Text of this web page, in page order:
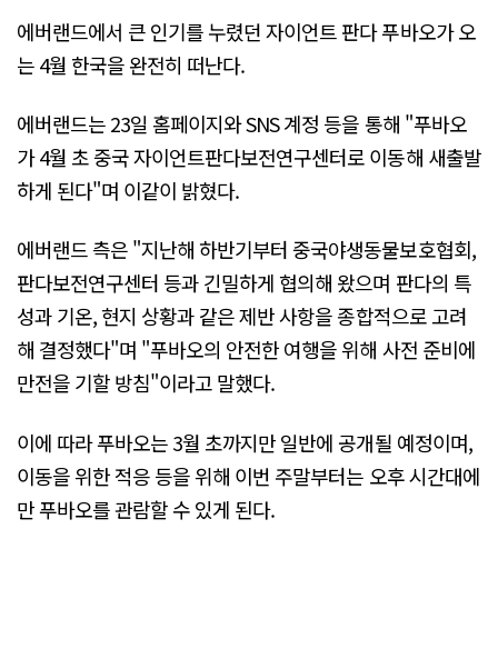
에버랜드에서 큰 인기를 누렸던 자이언트 판다 푸바오가 오
는 4월 한국을 완전히 떠난다.
에버랜드는 23일 홈페이지와 SNS 계정 등을 통해 "푸바오
가 4월 초 중국 자이언트판다보전연구센터로 이동해 새출발
하게 된다"며 이같이 밝혔다.
에버랜드 측은 "지난해 하반기부터 중국야생동물보호협회,
판다보전연구센터 등과 긴밀하게 협의해 왔으며 판다의 특
성과 기온, 현지 상황과 같은 제반 사항을 종합적으로 고려
해 결정했다"며 "푸바오의 안전한 여행을 위해 사전 준비에
만전을 기할 방침"이라고 말했다.
이에 따라 푸바오는 3월 초까지만 일반에 공개될 예정이며,
이동을 위한 적응 등을 위해 이번 주말부터는 오후 시간대에
만 푸바오를 관람할 수 있게 된다.